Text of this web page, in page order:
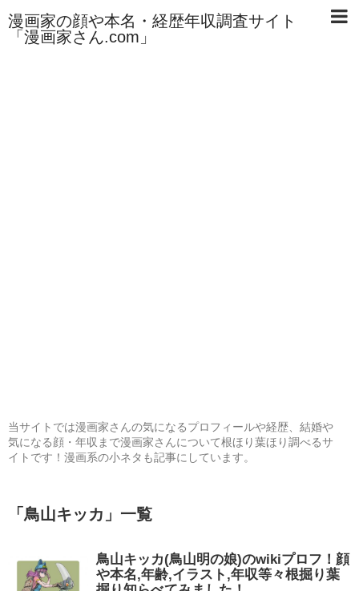
漫画家の顔や本名・経歴年収調査サイト
「漫画家さん.com」
当サイトでは漫画家さんの気になるプロフィールや経歴、結婚や
気になる顔・年収まで漫画家さんについて根ほり葉ほり調べるサ
イトです！漫画系の小ネタも記事にしています。
「 鳥山キッカ 」 一覧
鳥山キッカ(鳥山明の娘)のwikiプロフ！顔
や本名,年齢,イラスト,年収等々根掘り葉